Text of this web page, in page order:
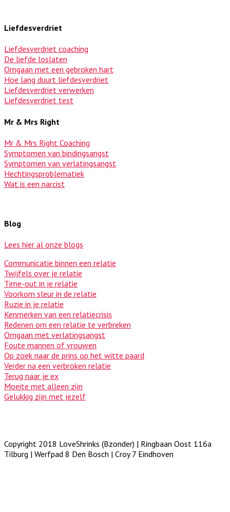
Liefdesverdriet
Liefdesverdriet coaching
De liefde loslaten
Omgaan met een gebroken hart
Hoe lang duurt liefdesverdriet
Liefdesverdriet verwerken
Liefdesverdriet test
Mr & Mrs Right
Mr & Mrs Right Coaching
Symptomen van bindingsangst
Symptomen van verlatingsangst
Hechtingsproblematiek
Wat is een narcist
Blog
Lees hier al onze blogs
Communicatie binnen een relatie
Twijfels over je relatie
Time-out in je relatie
Voorkom sleur in de relatie
Ruzie in je relatie
Kenmerken van een relatiecrisis
Redenen om een relatie te verbreken
Omgaan met verlatingsangst
Foute mannen of vrouwen
Op zoek naar de prins op het witte paard
Verder na een verbroken relatie
Terug naar je ex
Moeite met alleen zijn
Gelukkig zijn met jezelf
Copyright 2018 LoveShrinks (Bzonder) | Ringbaan Oost 116a
Tilburg | Werfpad 8 Den Bosch | Croy 7 Eindhoven